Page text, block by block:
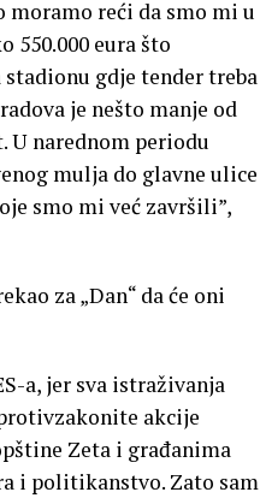
moramo reći da smo mi u
eura što
gdje tender treba
je nešto manje od
U narednom periodu
mulja do glavne ulice
smo mi već završili”,
za „Dan“ da će oni
a, jer sva istraživanja
akcije
Zeta i građanima
i politikanstvo. Zato sam